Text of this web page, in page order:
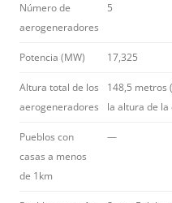
Número de
aerogeneradores
5
Potencia (MW) 17,325
Altura total de los
aerogeneradores
148,5 metros
la altura de
Pueblos con
casas a menos
de 1km
—